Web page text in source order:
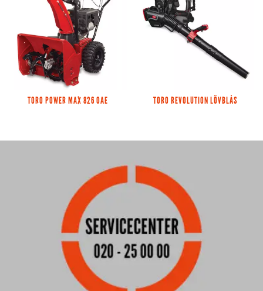
TORO POWER MAX 826 OAE TORO REVOLUTION LÖVBLÅS